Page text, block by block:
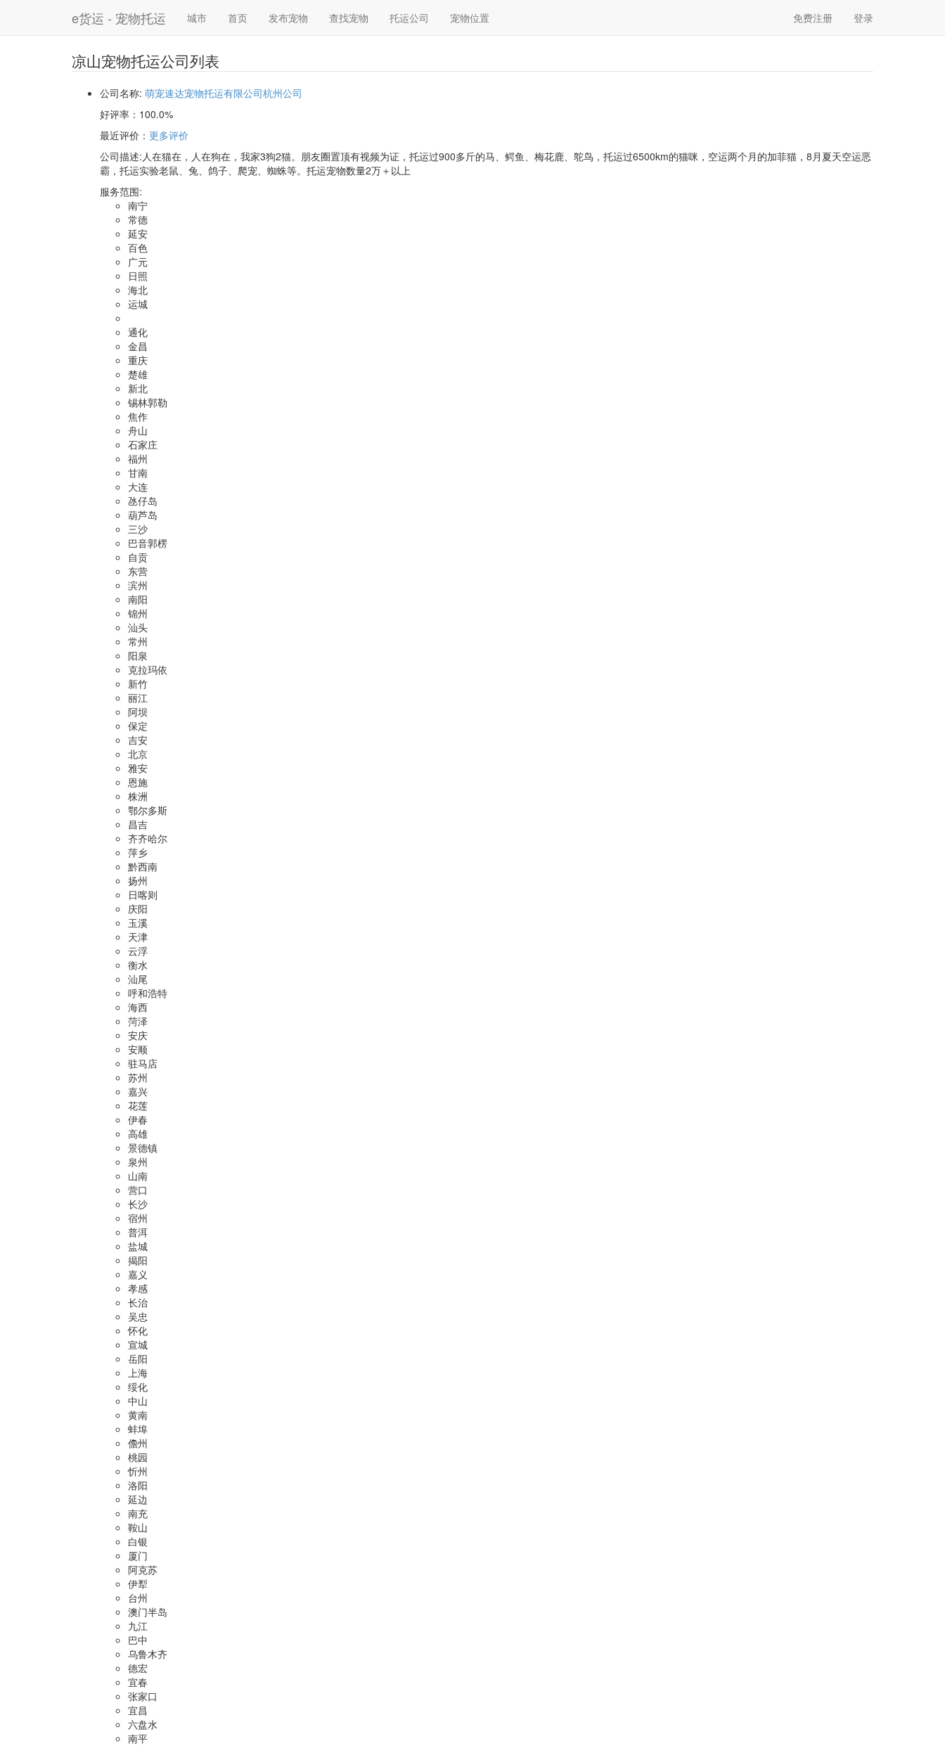
e货运 - 宠物托运 城市 首页 发布宠物 查找宠物 托运公司 宠物位置 免费注册 登录
凉山宠物托运公司列表
公司名称: 萌宠速达宠物托运有限公司杭州公司
好评率： 100.0%
最近评价 ： 更多评价
公司描述:人在猫在，人在狗在，我家3狗2猫。朋友圈置顶有视频为证，托运过900多斤的马、鳄鱼、梅花鹿、鸵鸟，托运过6500km的猫咪，空运两个月的加菲猫，8月夏天空运恶
霸，托运实验老鼠、兔、鸽子、爬宠、蜘蛛等。托运宠物数量2万＋以上
服务范围:
南宁
常德
延安
百色
广元
日照
海北
运城
通化
金昌
重庆
楚雄
新北
锡林郭勒
焦作
舟山
石家庄
福州
甘南
大连
氹仔岛
葫芦岛
三沙
巴音郭楞
自贡
东营
滨州
南阳
锦州
汕头
常州
阳泉
克拉玛依
新竹
丽江
阿坝
保定
吉安
北京
雅安
恩施
株洲
鄂尔多斯
昌吉
齐齐哈尔
萍乡
黔西南
扬州
日喀则
庆阳
玉溪
天津
云浮
衡水
汕尾
呼和浩特
海西
菏泽
安庆
安顺
驻马店
苏州
嘉兴
花莲
伊春
高雄
景德镇
泉州
山南
营口
长沙
宿州
普洱
盐城
揭阳
嘉义
孝感
长治
吴忠
怀化
宣城
岳阳
上海
绥化
中山
黄南
蚌埠
儋州
桃园
忻州
洛阳
延边
南充
鞍山
白银
厦门
阿克苏
伊犁
台州
澳门半岛
九江
巴中
乌鲁木齐
德宏
宜春
张家口
宜昌
六盘水
南平